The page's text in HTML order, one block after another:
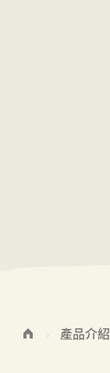
產品介紹